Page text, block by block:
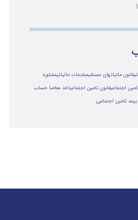
قانون مالیاتهای مستقیمخدمات مالیاتیمشاوره
اجتماعیقانون تامین اجتماعیاخذ مفاصا حساب
بیمه تامین اجتماعی